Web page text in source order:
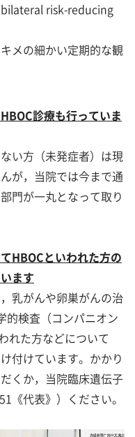
bilateral risk-reducing
メの細かい定期的な観
診療も行っていま
い方（未発症者）は現
が，当院では今まで通
門が一丸となって取り
HBOCといわれた方の
ます
乳がんや卵巣がんの治
的検査（コンパニオン
れた方などについて
付けています。かかり
くか，当院臨床遺伝子
《代表》）ください。